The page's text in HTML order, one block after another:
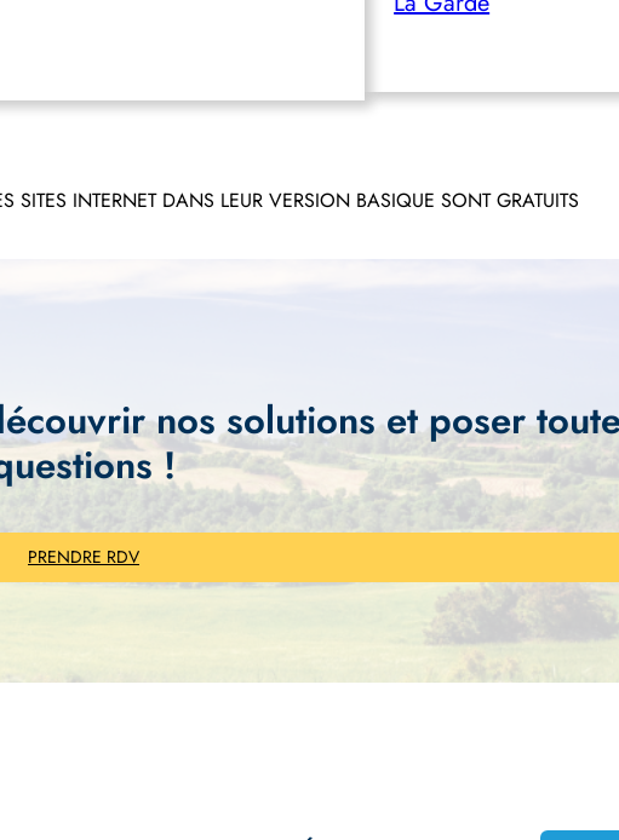
SITES INTERNET DANS LEUR VERSION BASIQUE SONT GRATUITS
nos solutions et poser
!
PRENDRE RDV